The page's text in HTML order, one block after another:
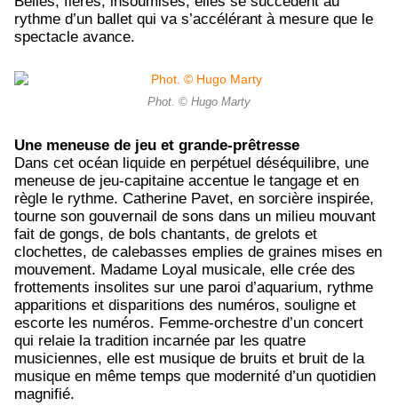
rythme d’un ballet qui va s’accélérant à mesure que le
spectacle avance.
Phot. © Hugo Marty
Une meneuse de jeu et grande-prêtresse
Dans cet océan liquide en perpétuel déséquilibre, une
meneuse de jeu-capitaine accentue le tangage et en
règle le rythme. Catherine Pavet, en sorcière inspirée,
tourne son gouvernail de sons dans un milieu mouvant
fait de gongs, de bols chantants, de grelots et
clochettes, de calebasses emplies de graines mises en
mouvement. Madame Loyal musicale, elle crée des
frottements insolites sur une paroi d’aquarium, rythme
apparitions et disparitions des numéros, souligne et
escorte les numéros. Femme-orchestre d’un concert
qui relaie la tradition incarnée par les quatre
musiciennes, elle est musique de bruits et bruit de la
musique en même temps que modernité d’un quotidien
magnifié.